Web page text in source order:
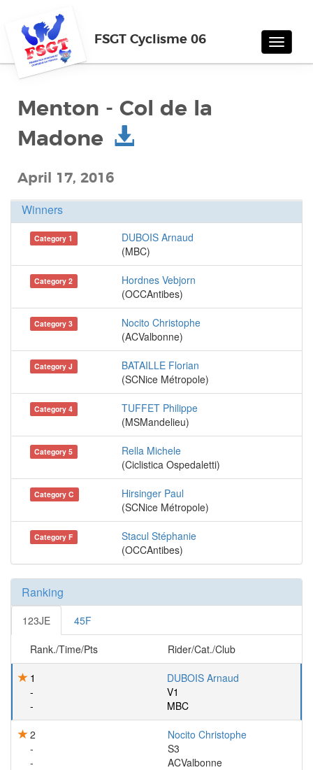
Toggle
FSGT Cyclisme 06
Menton - Col de la
Madone
April 17, 2016
Winners
Category 1
DUBOIS Arnaud
(MBC)
Category 2
Hordnes Vebjorn
(OCCAntibes)
Category 3
Nocito Christophe
(ACValbonne)
Category J
BATAILLE Florian
(SCNice Métropole)
Category 4
TUFFET Philippe
(MSMandelieu)
Category 5
Rella Michele
(Ciclistica Ospedaletti)
Category C
Hirsinger Paul
(SCNice Métropole)
Category F
Stacul Stéphanie
(OCCAntibes)
Ranking
123JE 45F
Rank./Time/Pts Rider/Cat./Club
1
-
-
DUBOIS Arnaud
V1
MBC
2
-
-
Nocito Christophe
S3
ACValbonne